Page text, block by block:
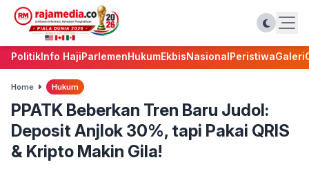
PolitikInfo HajiParlemenHukumEkbisNasionalPeristiwaGaleri
Home Hukum
PPATK Beberkan Tren Baru Judol:
Deposit Anjlok 30%, tapi Pakai QRIS
& Kripto Makin Gila!